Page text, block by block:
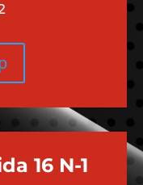
16 N-1